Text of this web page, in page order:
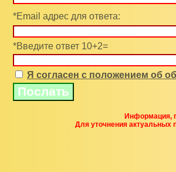
*Email адрес для ответа:
*Введите ответ 10+2=
Я согласен с положением об
Информация,
Для уточнения актуальных